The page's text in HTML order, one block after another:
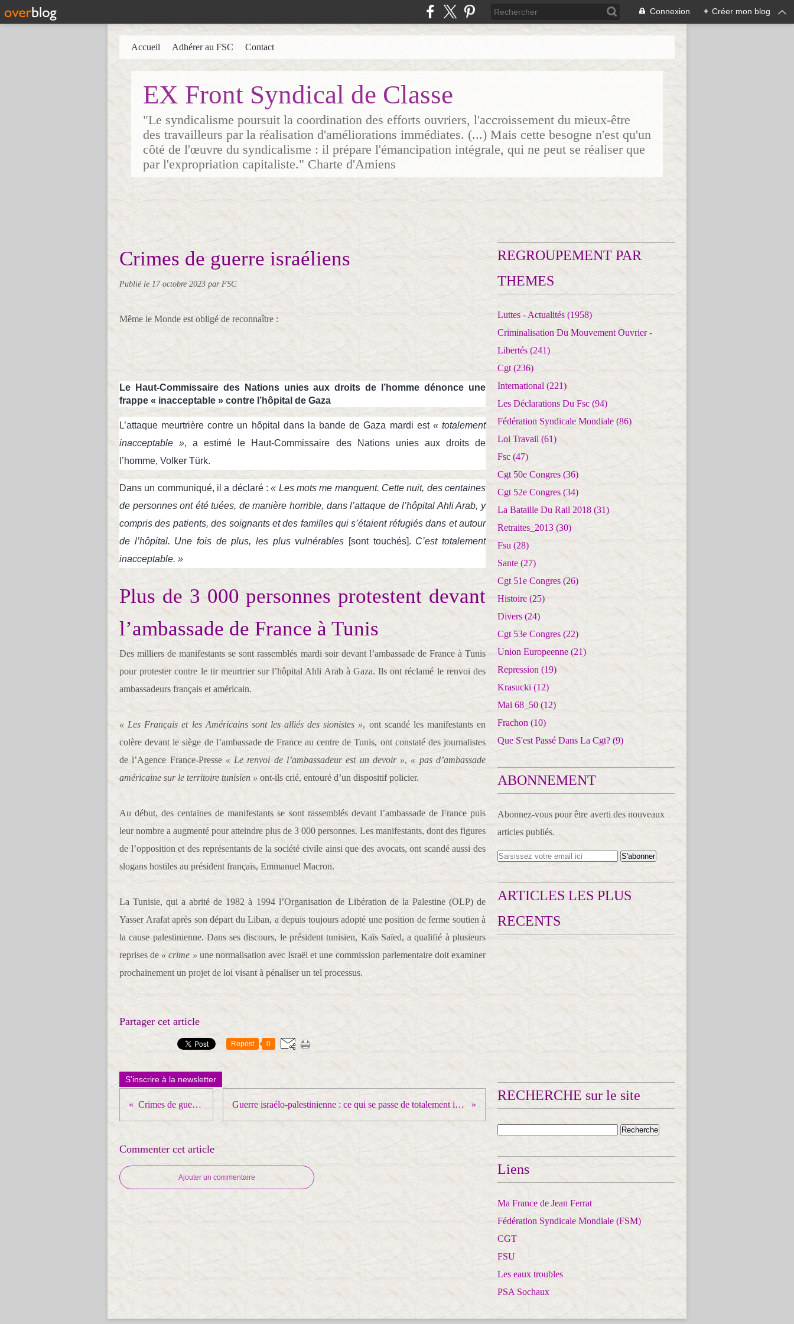
Connexion + Créer mon blog
EX Front Syndical de Classe
"Le syndicalisme poursuit la coordination des efforts ouvriers, l'accroissement du mieux-être
des travailleurs par la réalisation d'améliorations immédiates. (...) Mais cette besogne n'est qu'un
côté de l'œuvre du syndicalisme : il prépare l'émancipation intégrale, qui ne peut se réaliser que
par l'expropriation capitaliste." Charte d'Amiens
Accueil Adhérer au FSC Contact
Crimes de guerre israéliens
Publié le 17 octobre 2023 par FSC
Même le Monde est obligé de reconnaître :
Le Haut-Commissaire des Nations unies aux droits de l’homme dénonce une
frappe « inacceptable » contre l’hôpital de Gaza
L’attaque meurtrière contre un hôpital dans la bande de Gaza mardi est « totalement
inacceptable », a estimé le Haut-Commissaire des Nations unies aux droits de
l’homme, Volker Türk.
Dans un communiqué, il a déclaré : « Les mots me manquent. Cette nuit, des centaines
de personnes ont été tuées, de manière horrible, dans l’attaque de l’hôpital Ahli Arab, y
compris des patients, des soignants et des familles qui s’étaient réfugiés dans et autour
de l’hôpital. Une fois de plus, les plus vulnérables [sont touchés]. C’est totalement
inacceptable. »
Plus de 3 000 personnes protestent devant
l’ambassade de France à Tunis
Des milliers de manifestants se sont rassemblés mardi soir devant l’ambassade de France à Tunis
pour protester contre le tir meurtrier sur l’hôpital Ahli Arab à Gaza. Ils ont réclamé le renvoi des
ambassadeurs français et américain.
« Les Français et les Américains sont les alliés des sionistes », ont scandé les manifestants en
colère devant le siège de l’ambassade de France au centre de Tunis, ont constaté des journalistes
de l’Agence France-Presse « Le renvoi de l’ambassadeur est un devoir », « pas d’ambassade
américaine sur le territoire tunisien » ont-ils crié, entouré d’un dispositif policier.
Au début, des centaines de manifestants se sont rassemblés devant l’ambassade de France puis
leur nombre a augmenté pour atteindre plus de 3 000 personnes. Les manifestants, dont des figures
de l’opposition et des représentants de la société civile ainsi que des avocats, ont scandé aussi des
slogans hostiles au président français, Emmanuel Macron.
La Tunisie, qui a abrité de 1982 à 1994 l’Organisation de Libération de la Palestine (OLP) de
Yasser Arafat après son départ du Liban, a depuis toujours adopté une position de ferme soutien à
la cause palestinienne. Dans ses discours, le président tunisien, Kaïs Saïed, a qualifié à plusieurs
reprises de « crime » une normalisation avec Israël et une commission parlementaire doit examiner
prochainement un projet de loi visant à pénaliser un tel processus.
Partager cet article
Repost 0
S'inscrire à la newsletter
Crimes de guerre à Gaza Guerre israélo-palestinienne : ce qui se passe de totalement inédit au plan diplomatique
Commenter cet article
Ajouter un commentaire
REGROUPEMENT PAR
THEMES
Luttes - Actualités (1958)
Criminalisation Du Mouvement Ouvrier -
Libertés (241)
Cgt (236)
International (221)
Les Déclarations Du Fsc (94)
Fédération Syndicale Mondiale (86)
Loi Travail (61)
Fsc (47)
Cgt 50e Congres (36)
Cgt 52e Congres (34)
La Bataille Du Rail 2018 (31)
Retraites_2013 (30)
Fsu (28)
Sante (27)
Cgt 51e Congres (26)
Histoire (25)
Divers (24)
Cgt 53e Congres (22)
Union Europeenne (21)
Repression (19)
Krasucki (12)
Mai 68_50 (12)
Frachon (10)
Que S'est Passé Dans La Cgt? (9)
ABONNEMENT
Abonnez-vous pour être averti des nouveaux
articles publiés.
ARTICLES LES PLUS
RECENTS
RECHERCHE sur le site
Liens
Ma France de Jean Ferrat
Fédération Syndicale Mondiale (FSM)
CGT
FSU
Les eaux troubles
PSA Sochaux